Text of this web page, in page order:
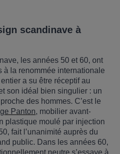
scandinave à
les années 50 et 60, ont
à la renommée internationale
a su être réceptif au
son idéal
bien singulier : un
des hommes. C’est le
ge Panton, mobilier avant-
plastique moulé par injection
fait l ’unanimité auprès du
public. Dans les années 60,